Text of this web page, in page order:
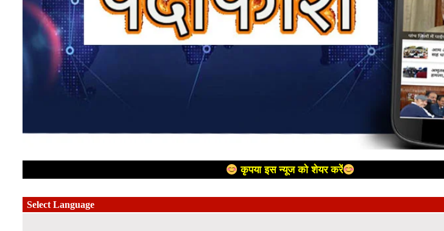
कृपया इस न्यूज को शेयर करें